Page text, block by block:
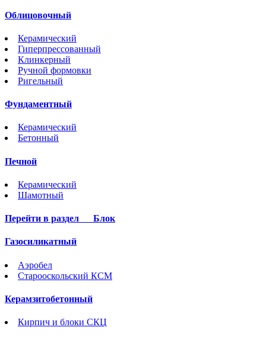
Облицовочный
Керамический
Гиперпрессованный
Клинкерный
Ручной формовки
Ригельный
Фундаментный
Керамический
Бетонный
Печной
Керамический
Шамотный
Перейти в раздел Блок
Газосиликатный
Аэробел
Старооскольский КСМ
Керамзитобетонный
Кирпич и блоки СКЦ